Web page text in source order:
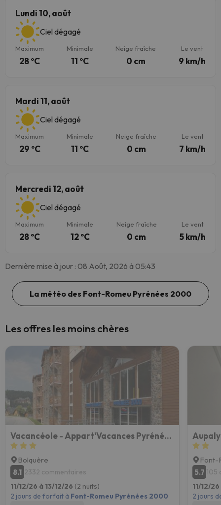
Lundi 10, août
Ciel dégagé
Maximum
28 ºC
Minimale
11 ºC
Neige fraîche
0 cm
Le vent
9 km/h
Mardi 11, août
Ciel dégagé
Maximum
29 ºC
Minimale
11 ºC
Neige fraîche
0 cm
Le vent
7 km/h
Mercredi 12, août
Ciel dégagé
Maximum
28 ºC
Minimale
12 ºC
Neige fraîche
0 cm
Le vent
5 km/h
Dernière mise à jour : 08 Août, 2026 à 05:43
La météo des Font-Romeu Pyrénées 2000
Les offres les moins chères
Vacancéole - Appart'Vacances Pyrénées 2000
Bolquère
8.1 2332 commentaires
11/12/26 à 13/12/26 (2 nuits)
2 jours de forfait à Font-Romeu Pyrénées 2000
Font-
5.7 105
11/12/
2 jours